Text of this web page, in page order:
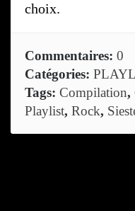
choix.
Commentaires: 0
Catégories:
Tags: Compilation,
Playlist, Rock,